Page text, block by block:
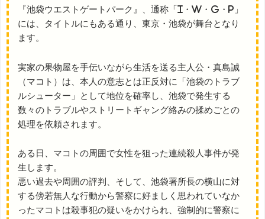
『池袋ウエストゲートパーク』、通称「I・W・G・P」
には、タイトルにもある通り、東京・池袋が舞台となり
ます。
実家の果物屋を手伝いながら生活を送る主人公・真島誠
（マコト）は、本人の意志とは正反対に「池袋のトラブ
ルシューター」として地位を確率し、池袋で発生する
数々のトラブルやストリートギャング絡みの揉めごとの
処理を依頼されます。
ある日、マコトの周囲で女性を狙った連続殺人事件が発
生します。
悪い過去や周囲の評判、そして、池袋署所長の横山に対
する傍若無人な行動から警察に好ましく思われていなか
ったマコトは殺事犯の疑いをかけられ、強制的に警察に